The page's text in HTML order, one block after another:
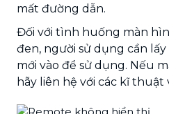
mất đường dẫn.
Đối với tình huống màn
đen, người sử dụng cần
mới vào để sử dụng. Nếu
hãy liên hệ với các kĩ thuật